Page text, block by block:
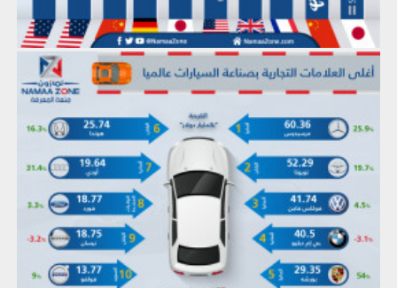
إنفوجرافيك: أغلى العلامات التجارية بصناعة السيارات عالميا